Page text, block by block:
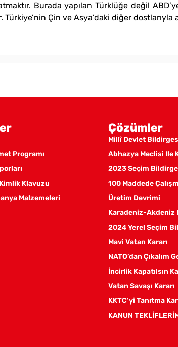
Burada yapılan Türklüğe değil
Türkiye’nin Çin ve Asya’daki diğer dostlarıyla
Programı
Klavuzu
Malzemeleri
Çözümler
Millî Devlet
Abhazya Meclisi Ile
2023 Seçim
100 Maddede
Üretim Devrimi
Karadeniz-Akdeniz
2024 Yerel Seçim
Mavi Vatan Kararı
NATO’dan Çıkalım
İncirlik Kapatılsın
Vatan Savaşı Kararı
KKTC’yi Tanıtma
KANUN